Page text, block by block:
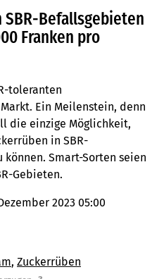
Befallsgebieten
Franken pro
toleranten
Ein Meilenstein, denn
die einzige Möglichkeit,
in SBR-
Smart-Sorten seien
Gebieten.
2023 05:00
Zuckerrüben